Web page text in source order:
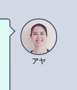
アヤ